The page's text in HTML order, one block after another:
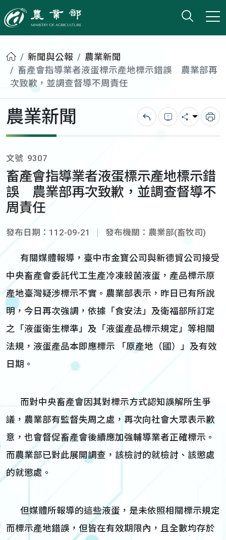
農業部
打開
小版
首頁新聞與公報
農業新聞
畜產會指導業者液蛋標示產地標示錯誤 農業部再
次致歉，並調查督導不周責任
農業新聞 回上一頁錯誤回報
分享 列
文號 9307
畜產會指導業者液蛋標示產地標示錯
誤 農業部再次致歉，並調查督導不
周責任
發布日期：112-09-21 發布機關：農業部(畜牧司)
有關媒體報導，臺中市金寶公司與新德貿公司接受
中央畜產會委託代工生產冷凍殺菌液蛋，產品標示原
產地臺灣疑涉標示不實。農業部表示，昨日已有所說
明，今日再次強調，依據「食安法」及衛福部所訂定
之「液蛋衛生標準」及「液蛋產品標示規定」等相關
法規，液蛋產品本即應標示 「原產地（國）」及有效
日期。
而對中央畜產會因其對標示方式認知誤解所生爭
議，農業部有監督失周之處，再次向社會大眾表示歉
意，也會督促畜產會後續應加強輔導業者正確標示。
而農業部已對此展開調查，該檢討的就檢討、該懲處
的就懲處。
但媒體所報導的這些液蛋，是未依照相關標示規定
而標示產地錯誤，但皆在有效期限內，且全數均存於